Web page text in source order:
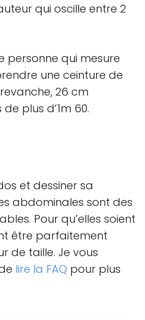
qui oscille entre 2
personne qui mesure
une ceinture de
26 cm
plus d’1m 60.
et dessiner sa
abdominales sont des
Pour qu’elles soient
être parfaitement
de taille. Je vous
lire la FAQ pour plus